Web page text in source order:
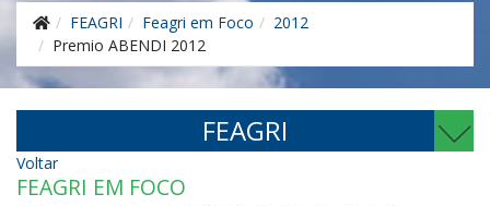
FEAGRI Feagri em Foco
2012
Premio ABENDI 2012
FEAGRI
Voltar
FEAGRI EM FOCO